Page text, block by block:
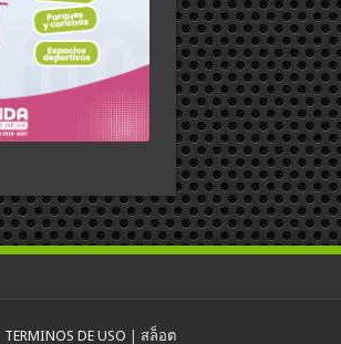
TERMINOS DE USO สล็อต